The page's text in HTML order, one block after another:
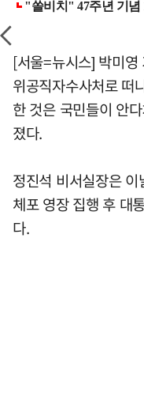
[서울=뉴시스] 박미
위공직자수사처로 떠
한 것은 국민들이 안
졌다.
정진석 비서실장은
체포 영장 집행 후 대
다.